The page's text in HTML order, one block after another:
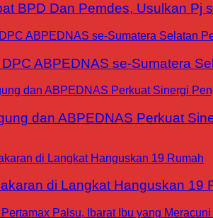
BPD Dan Pemdes, Usulkan Pj
ABPEDNAS se-Sumatera
dan ABPEDNAS Perkuat
di Langkat Hanguskan 19